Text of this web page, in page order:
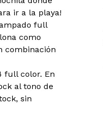
ir a la playa!
full
como
combinación
full color. En
al tono de
sin